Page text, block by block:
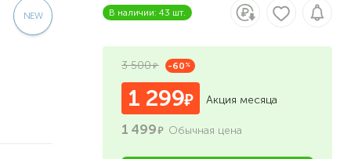
В наличии: 43 шт.
3 500 -60 %
1 299 Акция месяца
1 499 Обычная цена